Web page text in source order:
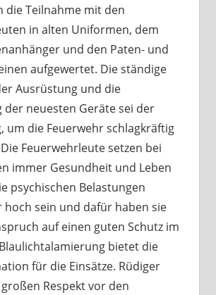
die Teilnahme mit den
in alten Uniformen, dem
und den Paten- und
aufgewertet. Die ständige
Ausrüstung und die
der neuesten Geräte sei der
um die Feuerwehr schlagkräftig
Feuerwehrleute setzen bei
immer Gesundheit und Leben
psychischen Belastungen
hoch sein und dafür haben sie
auf einen guten Schutz im
bietet die
für die Einsätze. Rüdiger
Respekt vor den